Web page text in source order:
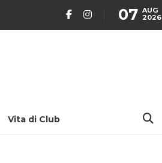
07 AUG
2026
Vita di Club